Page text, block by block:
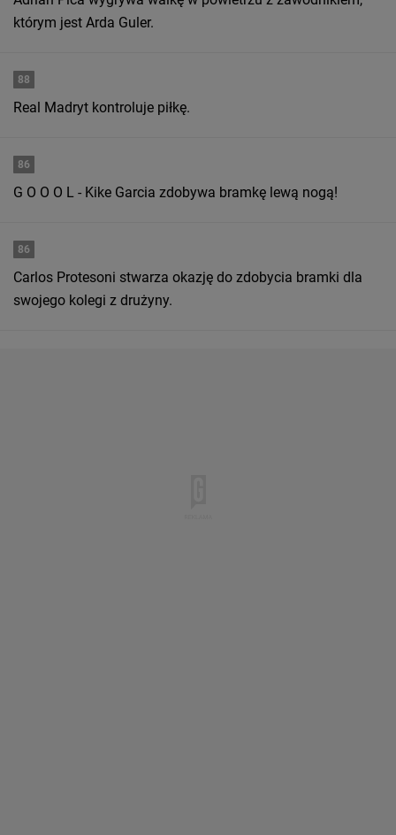
którym jest Arda Guler.
88
Real Madryt kontroluje piłkę.
86
G O O O L - Kike Garcia zdobywa bramkę lewą nogą!
86
Carlos Protesoni stwarza okazję do zdobycia bramki dla
swojego kolegi z drużyny.